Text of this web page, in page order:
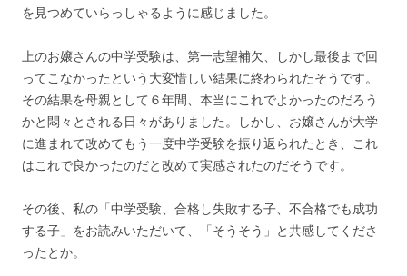
を見つめていらっしゃるように感じました。
上のお嬢さんの中学受験は、第一志望補欠、しかし最後まで回
ってこなかったという大変惜しい結果に終わられたそうです。
その結果を母親として６年間、本当にこれでよかったのだろう
かと悶々とされる日々がありました。しかし、お嬢さんが大学
に進まれて改めてもう一度中学受験を振り返られたとき、これ
はこれで良かったのだと改めて実感されたのだそうです。
その後、私の「中学受験、合格し失敗する子、不合格でも成功
する子」をお読みいただいて、「そうそう」と共感してくださ
ったとか。